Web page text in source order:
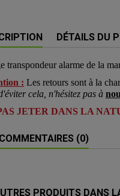
DÉTAILS DU
transpondeur alarme de la
: Les retours sont à la
cela, n'hésitez pas à
JETER DANS LA
COMMENTAIRES (0)
PRODUITS DANS